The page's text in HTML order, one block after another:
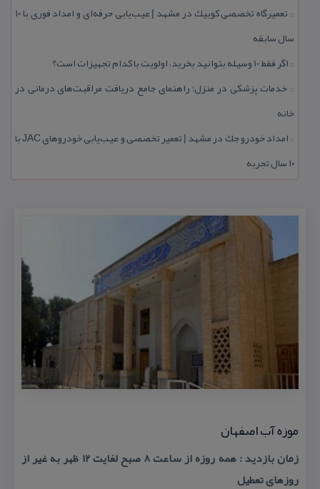
::
تعمیرگاه تخصصی كوییك در مشهد | عیب‌یابی حرفه‌ای و امداد فوری با ۱۰
سال سابقه
:: اگر فقط 10 وسیله بتوانید بخرید، اولویت با كدام تجهیزات است؟
:: خدمات پزشكی در منزل؛ راهنمای جامع دریافت مراقبت‌های درمانی در
خانه
::
امداد خودرو جك در مشهد | تعمیر تخصصی و عیب‌یابی خودروهای JAC با
۱۰ سال تجربه
موزه آب اصفهان
زمان بازدید : همه روزه از ساعت ۸ صبح لغایت ۱۲ ظهر به غیر از
روزهای تعطیل